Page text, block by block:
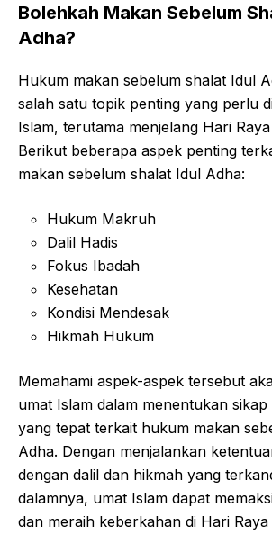
Bolehkah Makan Sebelum
Adha?
Hukum makan sebelum shalat Idul
salah satu topik penting yang perlu
Islam, terutama menjelang Hari
Berikut beberapa aspek penting
makan sebelum shalat Idul Adha:
Hukum Makruh
Dalil Hadis
Fokus Ibadah
Kesehatan
Kondisi Mendesak
Hikmah Hukum
Memahami aspek-aspek tersebut
umat Islam dalam menentukan
yang tepat terkait hukum makan
Adha. Dengan menjalankan
dengan dalil dan hikmah yang
dalamnya, umat Islam dapat
dan meraih keberkahan di Hari